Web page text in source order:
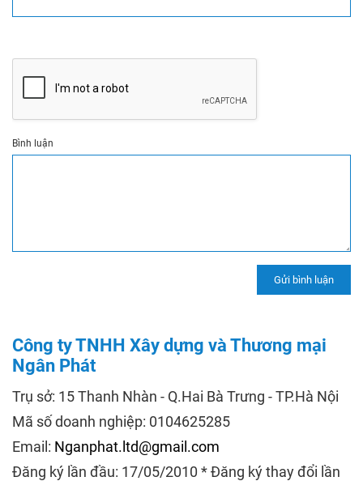
Bình luận
Công ty TNHH Xây dựng và Thương mại
Ngân Phát
Trụ sở: 15 Thanh Nhàn - Q.Hai Bà Trưng - TP.Hà Nội
Mã số doanh nghiệp: 0104625285
Email: Nganphat.ltd@gmail.com
Đăng ký lần đầu: 17/05/2010 * Đăng ký thay đổi lần